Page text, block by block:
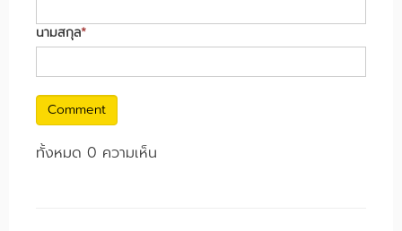
นามสกุล*
Comment
ทั้งหมด 0 ความเห็น